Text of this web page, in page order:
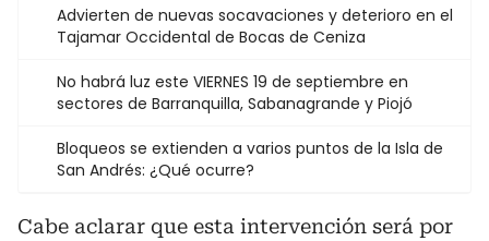
Advierten de nuevas socavaciones y deterioro en el
Tajamar Occidental de Bocas de Ceniza
No habrá luz este VIERNES 19 de septiembre en
sectores de Barranquilla, Sabanagrande y Piojó
Bloqueos se extienden a varios puntos de la Isla de
San Andrés: ¿Qué ocurre?
Cabe aclarar que esta intervención será por